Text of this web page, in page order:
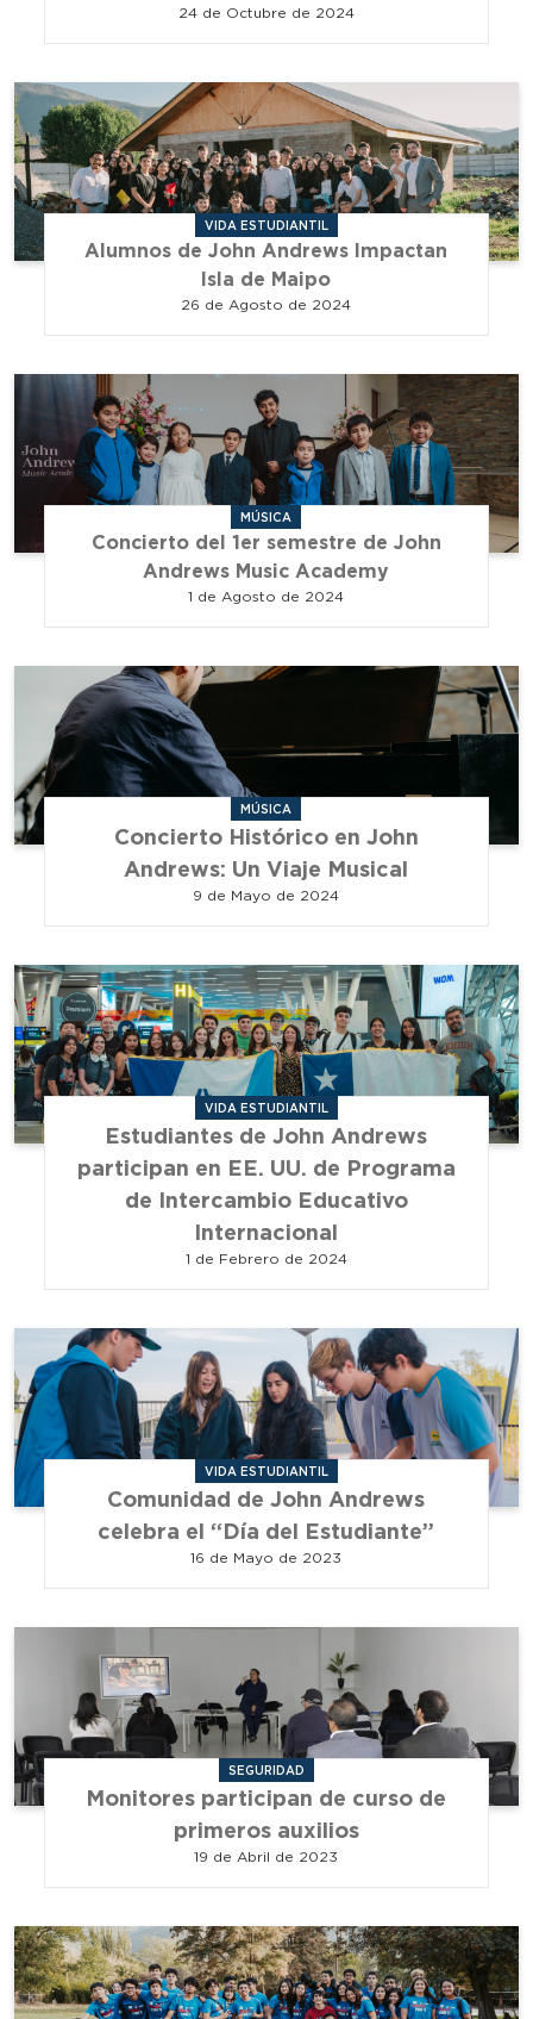
24 de Octubre de 2024
VIDA ESTUDIANTIL
Alumnos de John Andrews Impactan
Isla de Maipo
26 de Agosto de 2024
MÚSICA
Concierto del 1er semestre de John
Andrews Music Academy
1 de Agosto de 2024
MÚSICA
Concierto Histórico en John
Andrews: Un Viaje Musical
9 de Mayo de 2024
VIDA ESTUDIANTIL
Estudiantes de John Andrews
participan en EE. UU. de Programa
de Intercambio Educativo
Internacional
1 de Febrero de 2024
VIDA ESTUDIANTIL
Comunidad de John Andrews
celebra el “Día del Estudiante”
16 de Mayo de 2023
SEGURIDAD
Monitores participan de curso de
primeros auxilios
19 de Abril de 2023